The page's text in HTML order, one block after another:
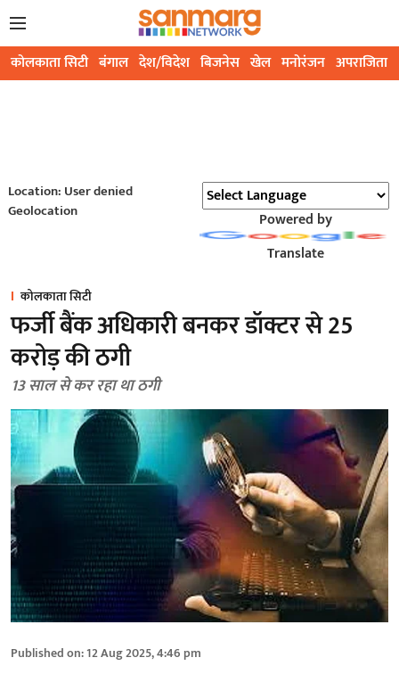
कोलकाता सिटी बंगाल देश/विदेश बिजनेस खेल मनोरंजन अपराजिता
Location: User denied
Geolocation
Powered by
Translate
कोलकाता सिटी
फर्जी बैंक अधिकारी बनकर डॉक्टर से 25
करोड़ की ठगी
13 साल से कर रहा था ठगी
Published on:12 Aug 2025, 4:46 pm